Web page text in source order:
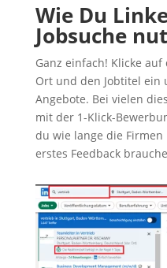
Wie Du
Jobsuche
Ganz einfach! Klicke auf
Ort und den Jobtitel ein
Angebote. Bei vielen
mit der 1-Klick-
du wie lange die
erstes Feedback